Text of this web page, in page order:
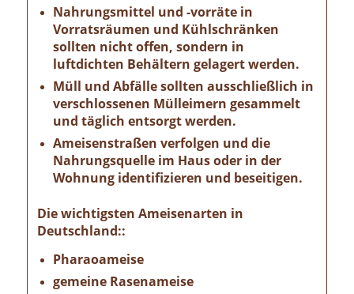
Nahrungsmittel und -vorräte in
Vorratsräumen und Kühlschränken
sollten nicht offen, sondern in
luftdichten Behältern gelagert werden.
Müll und Abfälle sollten ausschließlich in
verschlossenen Mülleimern gesammelt
und täglich entsorgt werden.
Ameisenstraßen verfolgen und die
Nahrungsquelle im Haus oder in der
Wohnung identifizieren und beseitigen.
Die wichtigsten Ameisenarten in
Deutschland::
Pharaoameise
gemeine Rasenameise